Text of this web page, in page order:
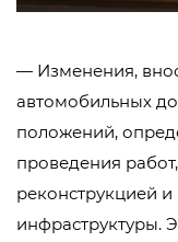
— Изменения,
автомобильных
положений,
проведения
реконструкцией
инфраструктуры.